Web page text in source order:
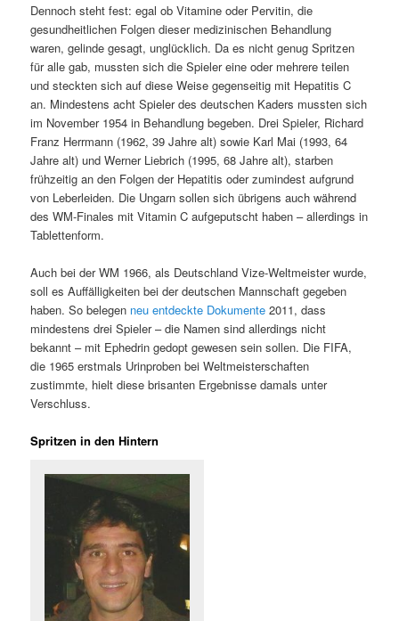
Dennoch steht fest: egal ob Vitamine oder Pervitin, die
gesundheitlichen Folgen dieser medizinischen Behandlung
waren, gelinde gesagt, unglücklich. Da es nicht genug Spritzen
für alle gab, mussten sich die Spieler eine oder mehrere teilen
und steckten sich auf diese Weise gegenseitig mit Hepatitis C
an. Mindestens acht Spieler des deutschen Kaders mussten sich
im November 1954 in Behandlung begeben. Drei Spieler, Richard
Franz Herrmann (1962, 39 Jahre alt) sowie Karl Mai (1993, 64
Jahre alt) und Werner Liebrich (1995, 68 Jahre alt), starben
frühzeitig an den Folgen der Hepatitis oder zumindest aufgrund
von Leberleiden. Die Ungarn sollen sich übrigens auch während
des WM-Finales mit Vitamin C aufgeputscht haben – allerdings in
Tablettenform.
Auch bei der WM 1966, als Deutschland Vize-Weltmeister wurde,
soll es Auffälligkeiten bei der deutschen Mannschaft gegeben
haben. So belegen neu entdeckte Dokumente 2011, dass
mindestens drei Spieler – die Namen sind allerdings nicht
bekannt – mit Ephedrin gedopt gewesen sein sollen. Die FIFA,
die 1965 erstmals Urinproben bei Weltmeisterschaften
zustimmte, hielt diese brisanten Ergebnisse damals unter
Verschluss.
Spritzen in den Hintern